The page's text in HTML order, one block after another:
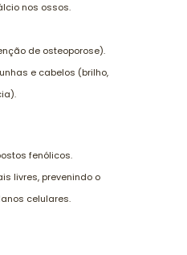
nos ossos.
de osteoporose).
e cabelos (brilho,
fenólicos.
livres, prevenindo o
celulares.